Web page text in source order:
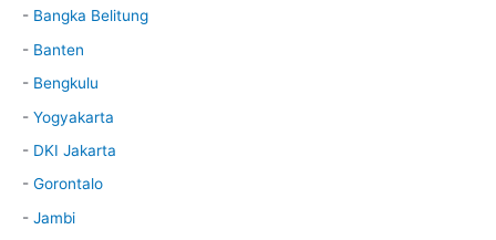
- Bangka Belitung
- Banten
- Bengkulu
- Yogyakarta
- DKI Jakarta
- Gorontalo
- Jambi